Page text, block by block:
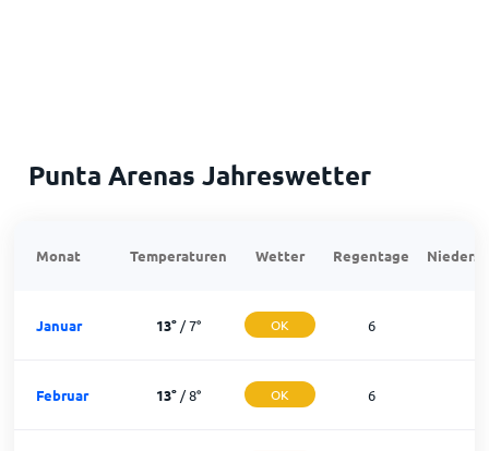
Punta Arenas Jahreswetter
Monat Temperaturen Wetter Regentage
Januar 13° /7° OK 6
Februar 13° /8° OK 6